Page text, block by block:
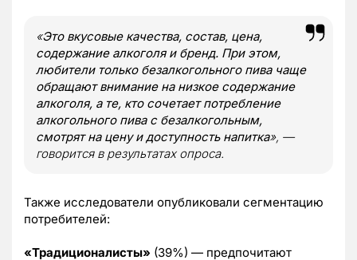
«Это вкусовые качества, состав, цена,
содержание алкоголя и бренд. При этом,
любители только безалкогольного пива чаще
обращают внимание на низкое содержание
алкоголя, а те, кто сочетает потребление
алкогольного пива с безалкогольным,
смотрят на цену и доступность напитка», —
говорится в результатах опроса.
Также исследователи опубликовали сегментацию
потребителей:
«Традиционалисты» (39%) — предпочитают